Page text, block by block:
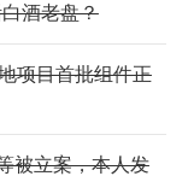
酒老盘？
项目首批组件正
被立案，本人发